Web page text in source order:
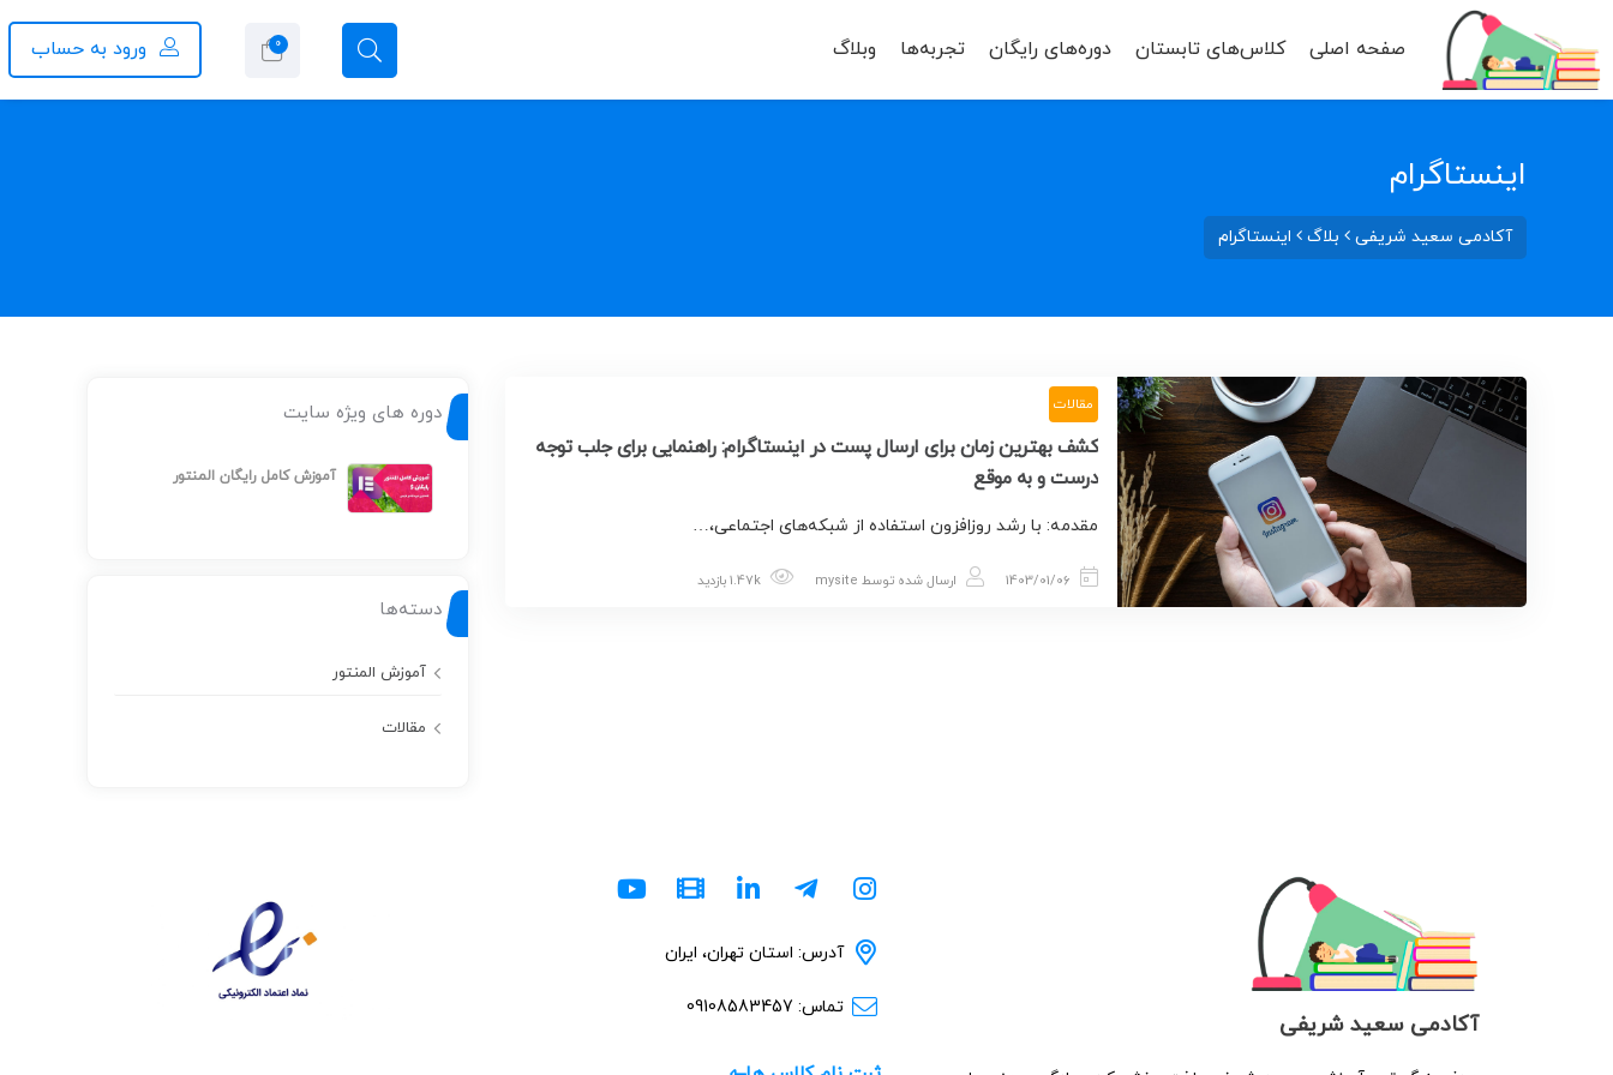
صفحه اصلی کلاس‌های تابستان دوره‌های رایگان تجربه‌ها وبلاگ 0 ورود به حساب
اینستاگرام
آکادمی سعید شریفی بلاگ اینستاگرام
مقالات
کشف بهترین زمان برای ارسال پست در اینستاگرام: راهنمایی برای جلب توجه
درست و به موقع
مقدمه: با رشد روزافزون استفاده از شبکه‌های اجتماعی،…
1403/01/06 ارسال شده توسط mysite
دوره های ویژه سایت
آموزش کامل رایگان المنتور
دسته‌ها
آموزش المنتور
مقالات
آکادمی سعید شریفی
آدرس: استان تهران، ایران
تماس: 09108583457